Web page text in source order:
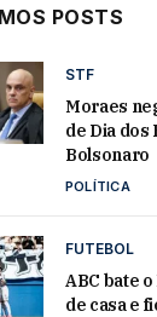
POSTS
STF
Moraes
de Dia dos
Bolsonaro
POLÍTICA
FUTEBOL
ABC bate
de casa e